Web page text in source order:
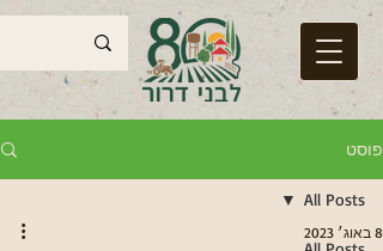
פוסט
All Posts
8 באוג׳ 2023